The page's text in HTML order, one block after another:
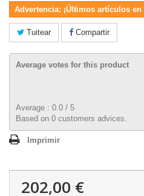
Advertencia: ¡Últimos artículos
Tuitear Compartir
Average votes for this product
Average : 0.0 / 5
Based on 0 customers advices.
Imprimir
202,00 €